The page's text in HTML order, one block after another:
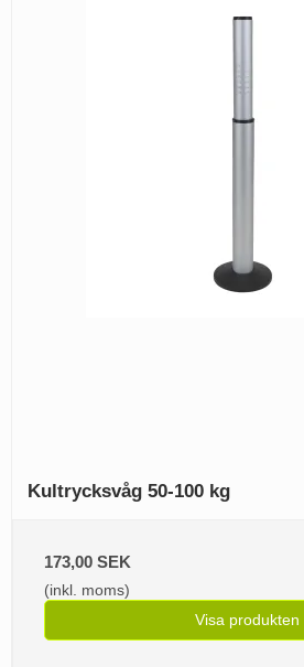
Kultrycksvåg 50-100 kg
173,00 SEK
(inkl. moms)
Visa produkten